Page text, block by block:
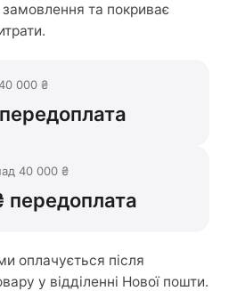
замовлення та покриває
000 ₴
40 000 ₴
передоплата
оплачується після
у відділенні Нової пошти.